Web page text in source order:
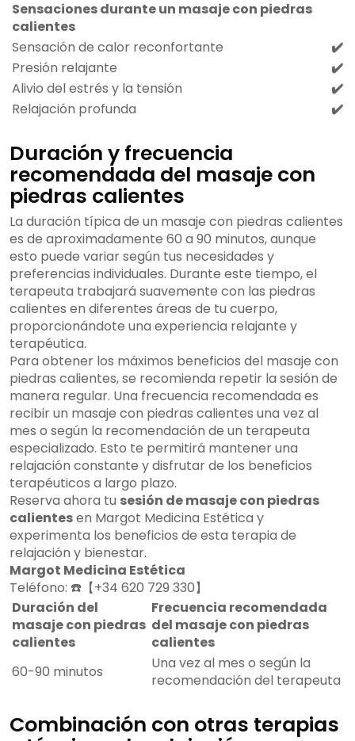
Sensaciones durante un masaje con piedras
calientes
Sensación de calor reconfortante
✔️
Presión relajante
✔️
Alivio del estrés y la tensión
✔️
Relajación profunda
✔️
Duración y frecuencia
recomendada del masaje con
piedras calientes
La duración típica de un masaje con piedras calientes
es de aproximadamente 60 a 90 minutos, aunque
esto puede variar según tus necesidades y
preferencias individuales. Durante este tiempo, el
terapeuta trabajará suavemente con las piedras
calientes en diferentes áreas de tu cuerpo,
proporcionándote una experiencia relajante y
terapéutica.
Para obtener los máximos beneficios del masaje con
piedras calientes, se recomienda repetir la sesión de
manera regular. Una frecuencia recomendada es
recibir un masaje con piedras calientes una vez al
mes o según la recomendación de un terapeuta
especializado. Esto te permitirá mantener una
relajación constante y disfrutar de los beneficios
terapéuticos a largo plazo.
Reserva ahora tu sesión de masaje con piedras
calientesen Margot Medicina Estética y
experimenta los beneficios de esta terapia de
relajación y bienestar.
Margot Medicina Estética
Teléfono: ☎️【+34 620 729 330】
Duración del
masaje con piedras
calientes
Frecuencia recomendada
del masaje con piedras
calientes
60-90 minutos
Una vez al mes o según la
recomendación del terapeuta
Combinación con otras terapias